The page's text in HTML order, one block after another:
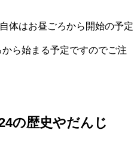
体はお昼ごろから開始の予定
ら始まる予定ですのでご注
の歴史やだんじ